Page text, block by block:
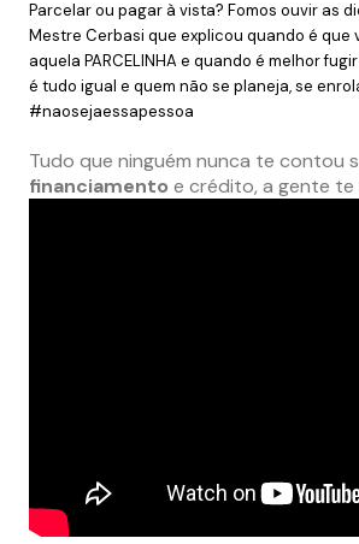
Parcelar ou pagar à vista? Fomos ouvir as
Mestre Cerbasi que explicou quando é que
aquela PARCELINHA e quando é melhor
é tudo igual e quem não se planeja, se
#naosejaessapessoa
Tudo que ninguém nunca te contou
financiamento e crédito, a gente